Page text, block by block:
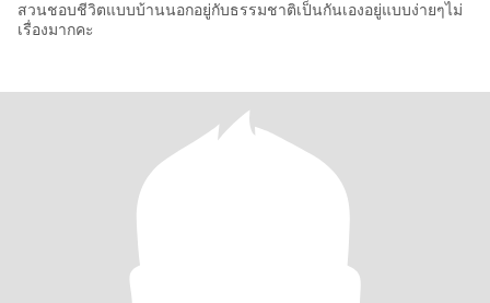
สวนชอบชีวิตแบบบ้านนอกอยู่กับธรรมชาติเป็นกันเองอยู่แบบง่ายๆไม่
เรื่องมากคะ